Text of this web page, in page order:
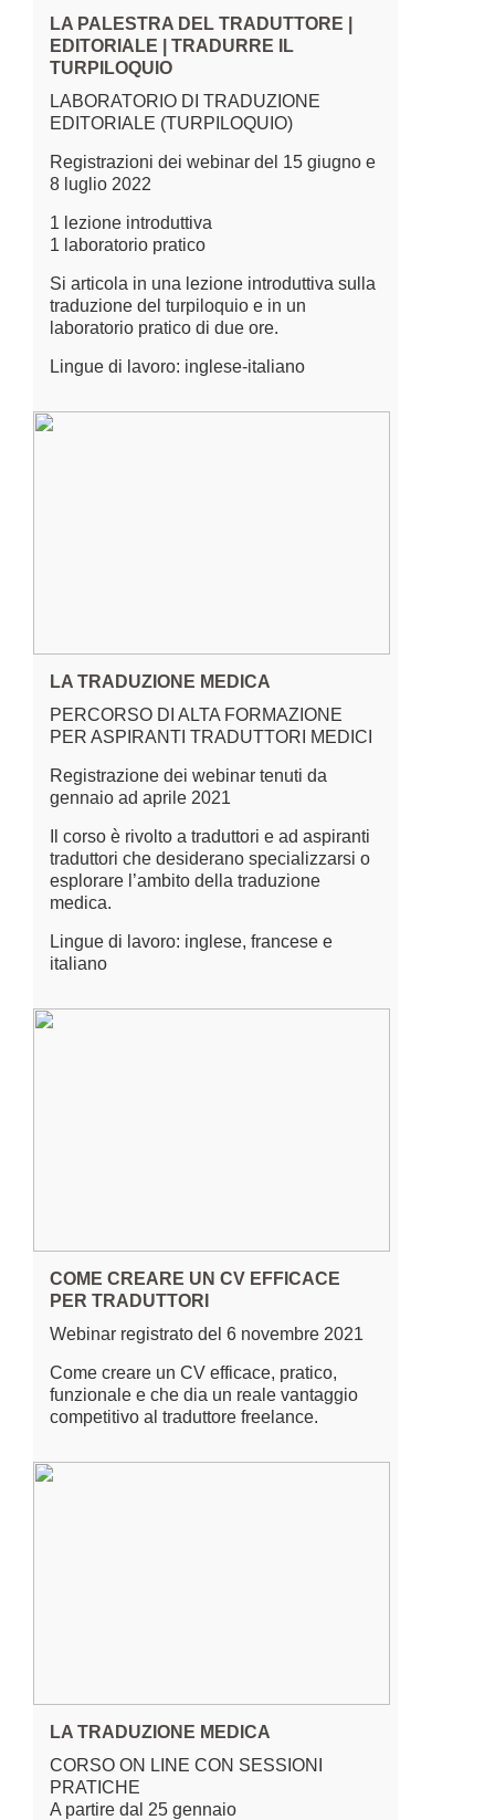
LA PALESTRA DEL TRADUTTORE |
EDITORIALE | TRADURRE IL
TURPILOQUIO
LABORATORIO DI TRADUZIONE
EDITORIALE (TURPILOQUIO)
Registrazioni dei webinar del 15 giugno e
8 luglio 2022
1 lezione introduttiva
1 laboratorio pratico
Si articola in una lezione introduttiva sulla
traduzione del turpiloquio e in un
laboratorio pratico di due ore.
Lingue di lavoro: inglese-italiano
LA TRADUZIONE MEDICA
PERCORSO DI ALTA FORMAZIONE
PER ASPIRANTI TRADUTTORI MEDICI
Registrazione dei webinar tenuti da
gennaio ad aprile 2021
Il corso è rivolto a traduttori e ad aspiranti
traduttori che desiderano specializzarsi o
esplorare l’ambito della traduzione
medica.
Lingue di lavoro: inglese, francese e
italiano
COME CREARE UN CV EFFICACE
PER TRADUTTORI
Webinar registrato del 6 novembre 2021
Come creare un CV efficace, pratico,
funzionale e che dia un reale vantaggio
competitivo al traduttore freelance.
LA TRADUZIONE MEDICA
CORSO ON LINE CON SESSIONI
PRATICHE
A partire dal 25 gennaio